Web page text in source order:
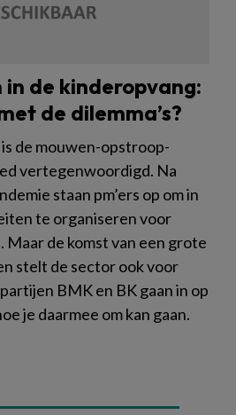
de kinderopvang:
de dilemma’s?
de mouwen-opstroop-
vertegenwoordigd. Na
staan pm’ers op om in
te organiseren voor
de komst van een grote
stelt de sector ook voor
BMK en BK gaan in op
je daarmee om kan gaan.